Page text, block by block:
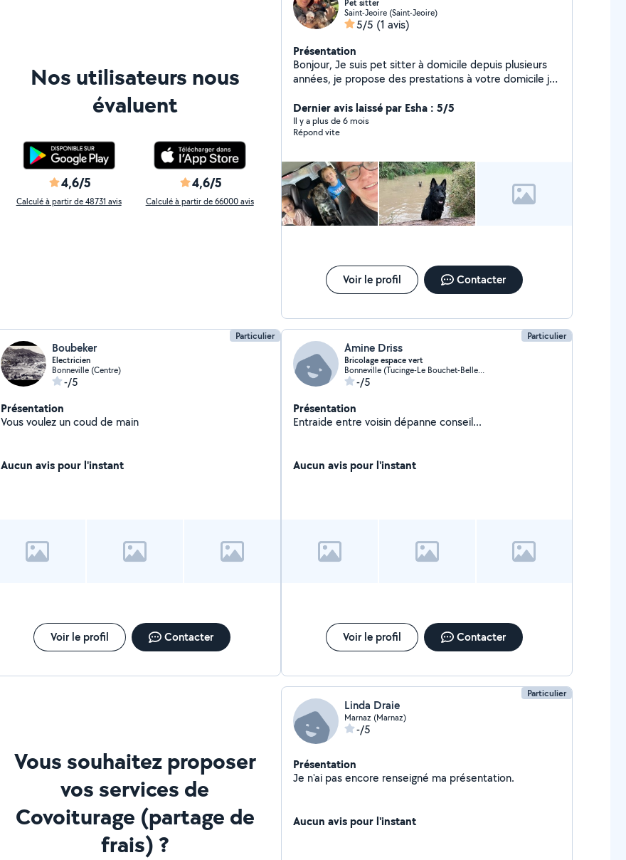
Nos utilisateurs nous
évaluent
4,6/5
Calculé à partir de 48731 avis
4,6/5
Calculé à partir de 66000 avis
Pet sitter
Saint-Jeoire (Saint-Jeoire)
5/5 (1 avis)
Présentation
Bonjour, Je suis pet sitter à domicile depuis plusieurs
années, je propose des prestations à votre domicile je
de l'ACACED n'hésitez pas si vous avez des questions
Je fait également du baby sitting étant anciennement
auxiliaire de vie. Je me suis occupée d'une petite fille
je saurais m'occuper de vos enfants. N'hésitez pas à
me contacter pour discuter
Dernier avis laissé par Esha : 5/5
Il y a plus de 6 mois
Répond vite
Voir le profil Contacter
Particulier
Boubeker
Electricien
Bonneville (Centre)
-/5
Présentation
Vous voulez un coud de main
Aucun avis pour l'instant
Voir le profil Contacter
Particulier
Amine Driss
Bricolage espace vert
Bonneville (Tucinge-Le Bouchet-Bellerive)
-/5
Présentation
Entraide entre voisin dépanne conseil...
Aucun avis pour l'instant
Voir le profil Contacter
Vous souhaitez proposer
vos services de
Covoiturage (partage de
frais) ?
Particulier
Linda Draie
Marnaz (Marnaz)
-/5
Présentation
Je n'ai pas encore renseigné ma présentation.
Aucun avis pour l'instant